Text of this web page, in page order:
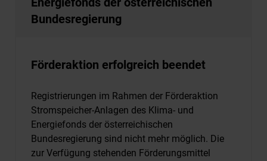
Bundesregierung
Förderaktion erfolgreich beendet
Registrierungen im Rahmen der Förderaktion
Stromspeicher-Anlagen des Klima- und
Energiefonds der österreichischen
Bundesregierung sind nicht mehr möglich. Die
zur Verfügung stehenden Förderungsmittel